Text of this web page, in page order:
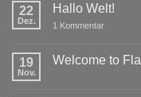
22
Dez.
Hallo Welt!
1 Kommentarzu
19
Nov.
Welcome to